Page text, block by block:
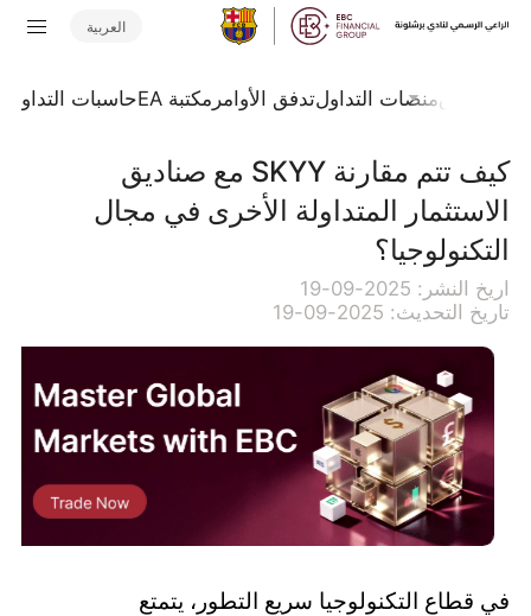
العربية
السوقمنصات التداولتدفق الأوامر مكتبة EA حاسبات التداول
كيف تتم مقارنة SKYY مع صناديق
الاستثمار المتداولة الأخرى في مجال
التكنولوجيا؟
اريخ النشر: 2025-09-19
تاريخ التحديث: 2025-09-19
في قطاع التكنولوجيا سريع التطور، يتمتع